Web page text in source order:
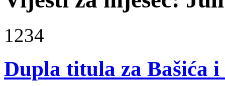
1234
Dupla titula za Bašića